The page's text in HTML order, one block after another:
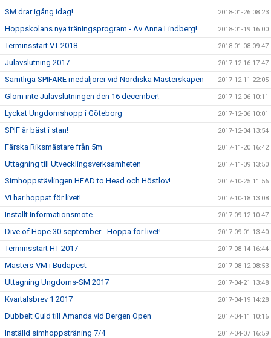
SM drar igång idag! 2018-01-26 08:23
Hoppskolans nya träningsprogram - Av Anna Lindberg! 2018-01-19 16:00
Terminsstart VT 2018 2018-01-08 09:47
Julavslutning 2017 2017-12-16 17:47
Samtliga SPIFARE medaljörer vid Nordiska Mästerskapen 2017-12-11 22:05
Glöm inte Julavslutningen den 16 december! 2017-12-06 10:11
Lyckat Ungdomshopp i Göteborg 2017-12-06 10:01
SPIF är bäst i stan! 2017-12-04 13:54
Färska Riksmästare från 5m 2017-11-20 16:42
Uttagning till Utvecklingsverksamheten 2017-11-09 13:50
Simhoppstävlingen HEAD to Head och Höstlov! 2017-10-25 11:56
Vi har hoppat för livet! 2017-10-18 13:08
Inställt Informationsmöte 2017-09-12 10:47
Dive of Hope 30 september - Hoppa för livet! 2017-09-01 13:40
Terminsstart HT 2017 2017-08-14 16:44
Masters-VM i Budapest 2017-08-12 08:53
Uttagning Ungdoms-SM 2017 2017-04-21 13:48
Kvartalsbrev 1 2017 2017-04-19 14:28
Dubbelt Guld till Amanda vid Bergen Open 2017-04-11 10:16
Inställd simhoppsträning 7/4 2017-04-07 16:59